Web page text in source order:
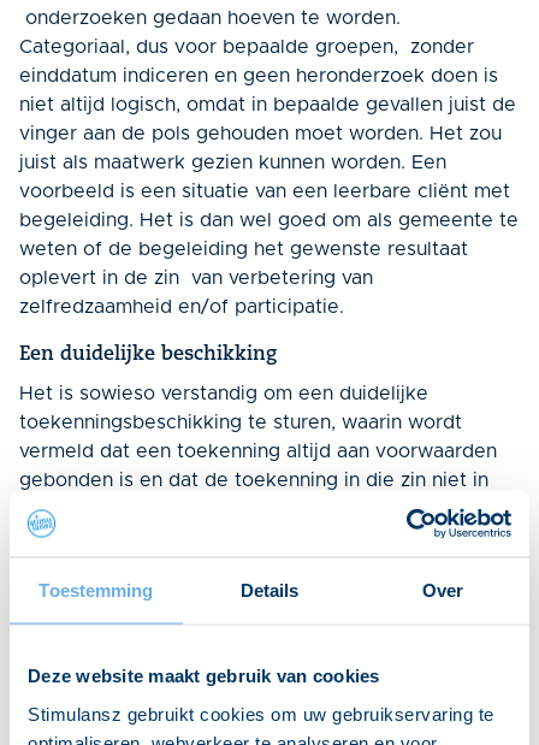
Toestemming Details Over
Deze website maakt gebruik van cookies
Stimulansz gebruikt cookies om uw gebruikservaring te
onderzoeken gedaan hoeven te worden.
Categoriaal, dus voor bepaalde groepen, zonder
einddatum indiceren en geen heronderzoek doen is
niet altijd logisch, omdat in bepaalde gevallen juist de
vinger aan de pols gehouden moet worden. Het zou
juist als maatwerk gezien kunnen worden. Een
voorbeeld is een situatie van een leerbare cliënt met
begeleiding. Het is dan wel goed om als gemeente te
weten of de begeleiding het gewenste resultaat
oplevert in de zin van verbetering van
zelfredzaamheid en/of participatie.
Een duidelijke beschikking
Het is sowieso verstandig om een duidelijke
toekenningsbeschikking te sturen, waarin wordt
vermeld dat een toekenning altijd aan voorwaarden
gebonden is en dat de toekenning in die zin niet in
steen gehouwen is. Het is raadzaam cliënten daarbij
tevens – zo concreet mogelijk – op hun
van recente en komende ontwikkelingen in de Wmo?
Meld u dan aan voor Actualiteitendagen Wmo. We
jurisprudentie en ontwikkelingen.